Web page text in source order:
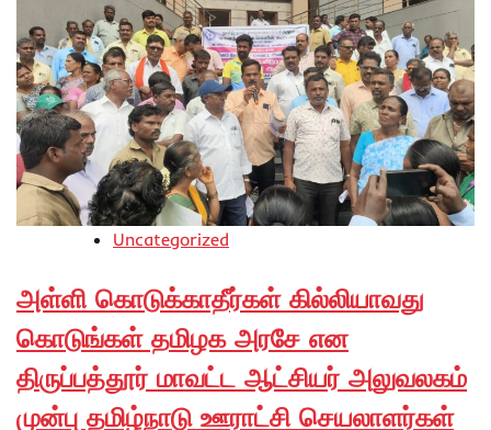
Uncategorized
அள்ளி கொடுக்காதீர்கள் கில்லியாவது
கொடுங்கள் தமிழக அரசே என
திருப்பத்தூர் மாவட்ட ஆட்சியர் அலுவலகம்
முன்பு தமிழ்நாடு ஊராட்சி செயலாளர்கள்